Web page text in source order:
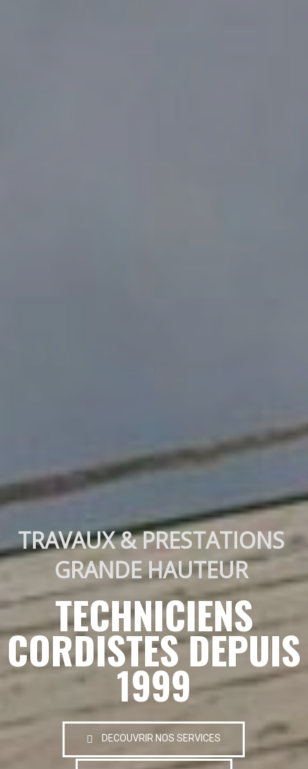
TRAVAUX & PRESTATIONS
GRANDE HAUTEUR
TECHNICIENS
CORDISTES DEPUIS
1999
DECOUVRIR NOS SERVICES